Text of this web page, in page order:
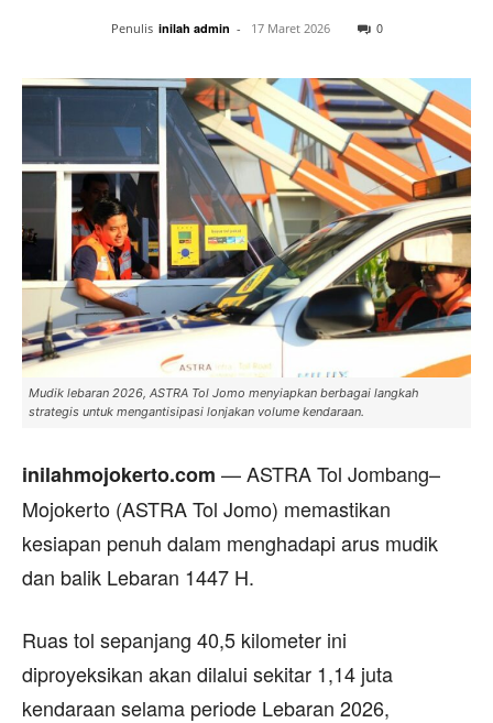
Penulis inilah admin - 17 Maret 2026 0
Mudik lebaran 2026, ASTRA Tol Jomo menyiapkan berbagai langkah
strategis untuk mengantisipasi lonjakan volume kendaraan.
inilahmojokerto.com — ASTRA Tol Jombang–
Mojokerto (ASTRA Tol Jomo) memastikan
kesiapan penuh dalam menghadapi arus mudik
dan balik Lebaran 1447 H.
Ruas tol sepanjang 40,5 kilometer ini
diproyeksikan akan dilalui sekitar 1,14 juta
kendaraan selama periode Lebaran 2026,